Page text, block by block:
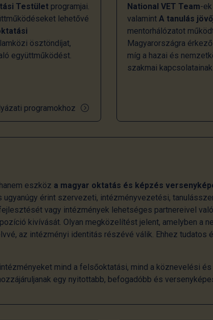
Testület programjai.
lehetővé
ösztöndíjat,
együttműködést.
programokhoz
National VET Team-
valamint A tanulás
mentorhálózatot
Magyarországra
míg a hazai és
szakmai
eszköz a magyar oktatás és képzés
ugyanúgy érint szervezeti, intézményvezetési,
vagy intézmények lehetséges partnereivel
kivívását. Olyan megközelítést jelent, amelyben a
az intézményi identitás részévé válik. Ehhez
intézményeket mind a felsőoktatási, mind a köznevelési
egy nyitottabb, befogadóbb és